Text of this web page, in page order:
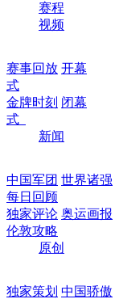
赛程
视频
赛事回放 开幕
式
金牌时刻 闭幕
式
新闻
中国军团 世界诸强
每日回顾
独家评论 奥运画报
伦敦攻略
原创
独家策划 中国骄傲